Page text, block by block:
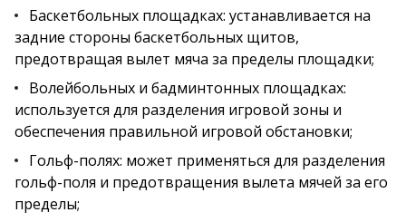
Баскетбольных площадках: устанавливается на
задние стороны баскетбольных щитов,
предотвращая вылет мяча за пределы площадки;
Волейбольных и бадминтонных площадках:
используется для разделения игровой зоны и
обеспечения правильной игровой обстановки;
Гольф-полях: может применяться для разделения
гольф-поля и предотвращения вылета мячей за его
пределы;